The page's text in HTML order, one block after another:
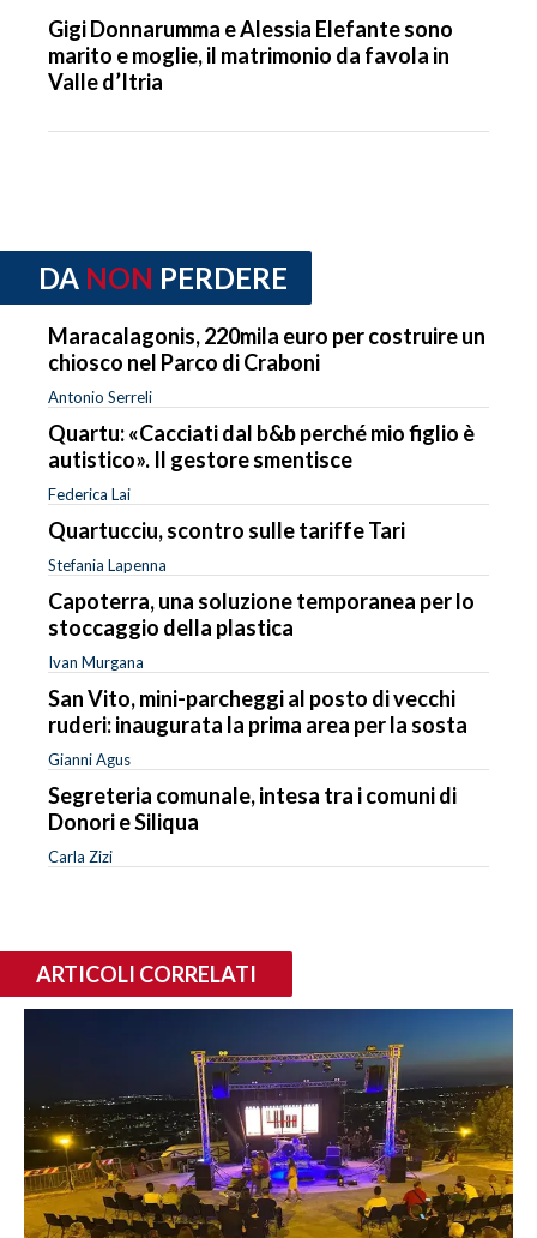
Gigi Donnarumma e Alessia Elefante sono
marito e moglie, il matrimonio da favola in
Valle d’Itria
DA NON PERDERE
Maracalagonis, 220mila euro per costruire un
chiosco nel Parco di Craboni
Antonio Serreli
Quartu: «Cacciati dal b&b perché mio figlio è
autistico». Il gestore smentisce
Federica Lai
Quartucciu, scontro sulle tariffe Tari
Stefania Lapenna
Capoterra, una soluzione temporanea per lo
stoccaggio della plastica
Ivan Murgana
San Vito, mini-parcheggi al posto di vecchi
ruderi: inaugurata la prima area per la sosta
Gianni Agus
Segreteria comunale, intesa tra i comuni di
Donori e Siliqua
Carla Zizi
ARTICOLI CORRELATI